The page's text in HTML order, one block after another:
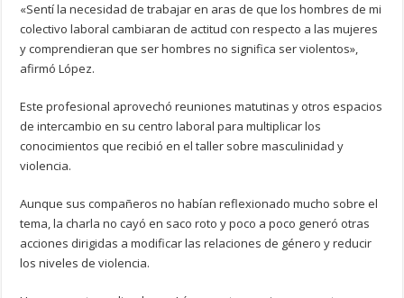
«Sentí la necesidad de trabajar en aras de que los hombres de mi
colectivo laboral cambiaran de actitud con respecto a las mujeres
y comprendieran que ser hombres no significa ser violentos»,
afirmó López.
Este profesional aprovechó reuniones matutinas y otros espacios
de intercambio en su centro laboral para multiplicar los
conocimientos que recibió en el taller sobre masculinidad y
violencia.
Aunque sus compañeros no habían reflexionado mucho sobre el
tema, la charla no cayó en saco roto y poco a poco generó otras
acciones dirigidas a modificar las relaciones de género y reducir
los niveles de violencia.